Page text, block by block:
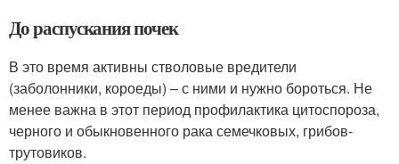
До распускания почек
В это время активны стволовые вредители
(заболонники, короеды) – с ними и нужно бороться. Не
менее важна в этот период профилактика цитоспороза,
черного и обыкновенного рака семечковых, грибов-
трутовиков.